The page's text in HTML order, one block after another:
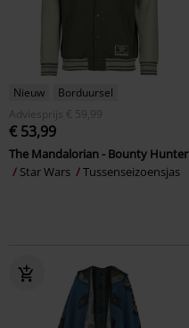
Nieuw
Borduursel
Adviesprijs
€ 59,99
€ 53,99
The Mandalorian - Bounty Hunter
Star Wars
Tussenseizoensjas